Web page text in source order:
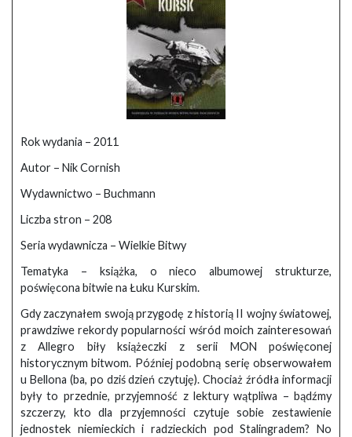
Rok wydania – 2011
Autor – Nik Cornish
Wydawnictwo – Buchmann
Liczba stron – 208
Seria wydawnicza – Wielkie Bitwy
Tematyka – książka, o nieco albumowej strukturze,
poświęcona bitwie na Łuku Kurskim.
Gdy zaczynałem swoją przygodę z historią II wojny światowej,
prawdziwe rekordy popularności wśród moich zainteresowań
z Allegro biły książeczki z serii MON poświęconej
historycznym bitwom. Później podobną serię obserwowałem
u Bellona (ba, po dziś dzień czytuję). Chociaż źródła informacji
były to przednie, przyjemność z lektury wątpliwa – bądźmy
szczerzy, kto dla przyjemności czytuje sobie zestawienie
jednostek niemieckich i radzieckich pod Stalingradem? No